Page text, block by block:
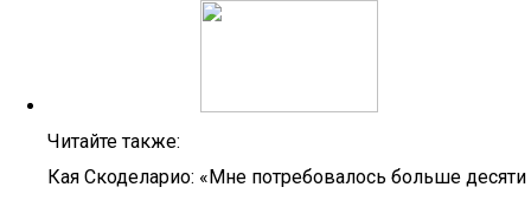
Читайте также:
Кая Скоделарио: «Мне потребовалось больше десяти